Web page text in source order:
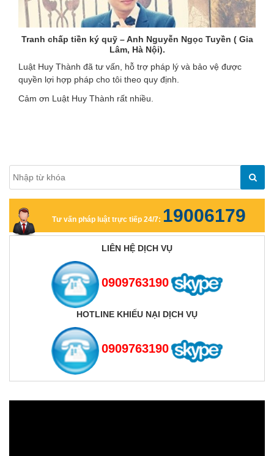
Tranh chấp tiền ký quỹ – Anh Nguyễn Ngọc Tuyền ( Gia
Lâm, Hà Nội).
Luật Huy Thành đã tư vấn, hỗ trợ pháp lý và bảo vệ được
quyền lợi hợp pháp cho tôi theo quy định.
Cảm ơn Luật Huy Thành rất nhiều.
Tư vấn pháp luật trực tiếp 24/7: 19006179
LIÊN HỆ DỊCH VỤ
0909763190
HOTLINE KHIẾU NẠI DỊCH VỤ
0909763190